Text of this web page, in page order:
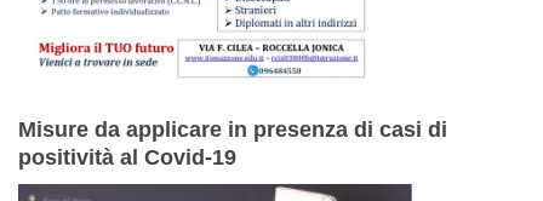
Misure da applicare in presenza di casi di
positività al Covid-19